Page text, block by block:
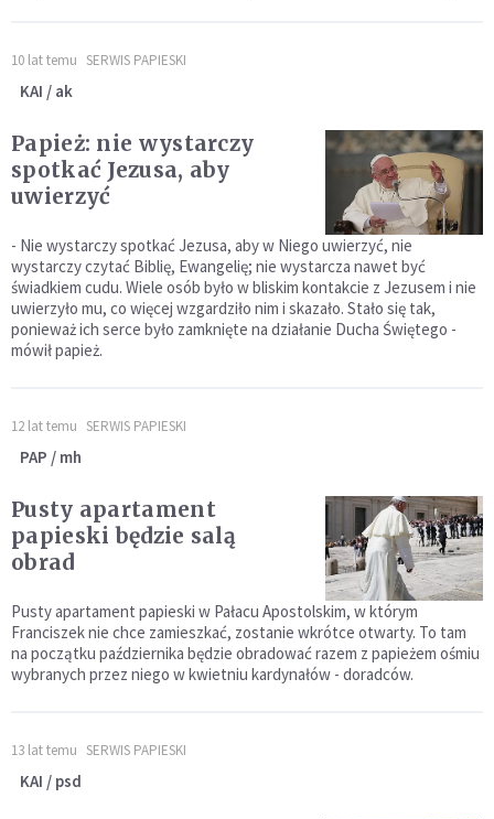
10 lat temu SERWIS PAPIESKI
KAI / ak
Papież: nie wystarczy
spotkać Jezusa, aby
uwierzyć
- Nie wystarczy spotkać Jezusa, aby w Niego uwierzyć, nie
wystarczy czytać Biblię, Ewangelię; nie wystarcza nawet być
świadkiem cudu. Wiele osób było w bliskim kontakcie z Jezusem i nie
uwierzyło mu, co więcej wzgardziło nim i skazało. Stało się tak,
ponieważ ich serce było zamknięte na działanie Ducha Świętego -
mówił papież.
12 lat temu SERWIS PAPIESKI
PAP / mh
Pusty apartament
papieski będzie salą
obrad
Pusty apartament papieski w Pałacu Apostolskim, w którym
Franciszek nie chce zamieszkać, zostanie wkrótce otwarty. To tam
na początku października będzie obradować razem z papieżem ośmiu
wybranych przez niego w kwietniu kardynałów - doradców.
13 lat temu SERWIS PAPIESKI
KAI / psd